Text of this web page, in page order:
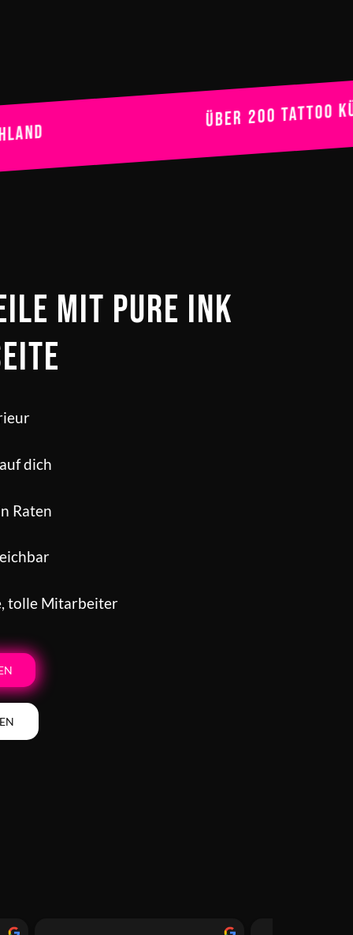
Über 200 Tattoo
mit Pure Ink
dich
Raten
tolle Mitarbeiter